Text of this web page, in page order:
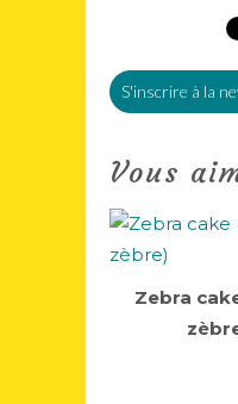
S'inscrire à la
Vous
Zebra